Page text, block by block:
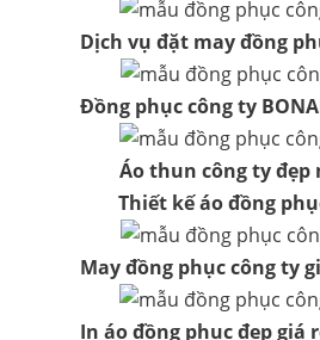
Dịch vụ đặt may đồng
Đồng phục công ty
Áo thun công ty đẹp
Thiết kế áo đồng
May đồng phục công ty
In áo đồng phục đẹp giá